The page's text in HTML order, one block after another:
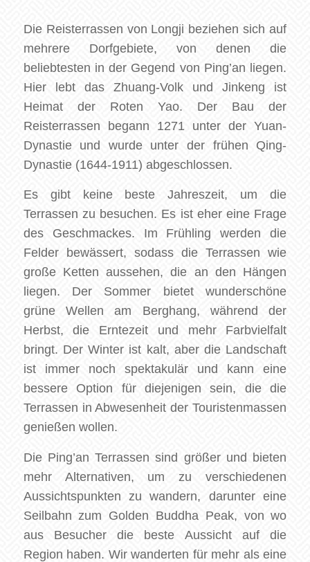
Die Reisterrassen von Longji beziehen sich auf
mehrere Dorfgebiete, von denen die
beliebtesten in der Gegend von Ping’an liegen.
Hier lebt das Zhuang-Volk und Jinkeng ist
Heimat der Roten Yao. Der Bau der
Reisterrassen begann 1271 unter der Yuan-
Dynastie und wurde unter der frühen Qing-
Dynastie (1644-1911) abgeschlossen.
Es gibt keine beste Jahreszeit, um die
Terrassen zu besuchen. Es ist eher eine Frage
des Geschmackes. Im Frühling werden die
Felder bewässert, sodass die Terrassen wie
große Ketten aussehen, die an den Hängen
liegen. Der Sommer bietet wunderschöne
grüne Wellen am Berghang, während der
Herbst, die Erntezeit und mehr Farbvielfalt
bringt. Der Winter ist kalt, aber die Landschaft
ist immer noch spektakulär und kann eine
bessere Option für diejenigen sein, die die
Terrassen in Abwesenheit der Touristenmassen
genießen wollen.
Die Ping’an Terrassen sind größer und bieten
mehr Alternativen, um zu verschiedenen
Aussichtspunkten zu wandern, darunter eine
Seilbahn zum Golden Buddha Peak, von wo
aus Besucher die beste Aussicht auf die
Region haben. Wir wanderten für mehr als eine